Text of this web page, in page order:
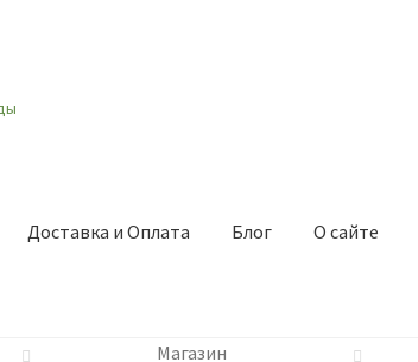
Доставка и Оплата Блог О сайте
Магазин